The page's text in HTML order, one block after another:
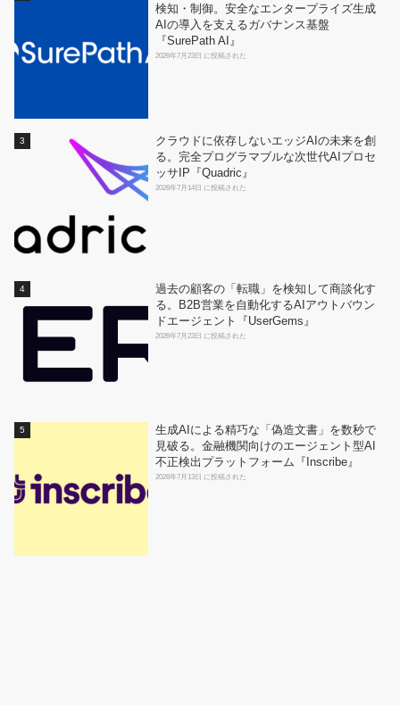
検知・制御。安全なエンタープライズ生成
AIの導入を支えるガバナンス基盤
『SurePath AI』
2026年7月23日 に投稿された
クラウドに依存しないエッジAIの未来を創
る。完全プログラマブルな次世代AIプロセ
ッサIP『Quadric』
2026年7月14日 に投稿された
過去の顧客の「転職」を検知して商談化す
る。B2B営業を自動化するAIアウトバウン
ドエージェント『UserGems』
2026年7月23日 に投稿された
生成AIによる精巧な「偽造文書」を数秒で
見破る。金融機関向けのエージェント型AI
不正検出プラットフォーム『Inscribe』
2026年7月13日 に投稿された